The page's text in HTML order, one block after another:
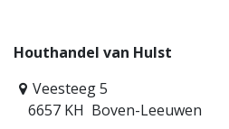
Houthandel van Hulst
Veesteeg 5
6657 KH Boven-Leeuwen